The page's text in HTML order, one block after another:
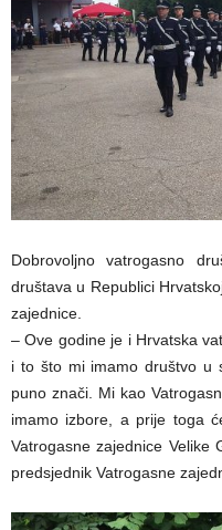
Dobrovoljno vatrogasno
društava u Republici
zajednice.
– Ove godine je i Hrvatska
i to što mi imamo društvo u
puno znači. Mi kao
imamo izbore, a prije toga
Vatrogasne zajednice Velike
predsjednik Vatrogasne